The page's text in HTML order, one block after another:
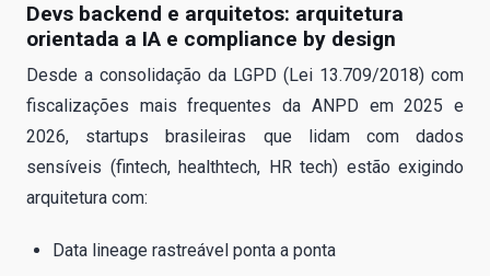
Devs backend e arquitetos: arquitetura
orientada a IA e compliance by design
Desde a consolidação da LGPD (Lei 13.709/2018) com
fiscalizações mais frequentes da ANPD em 2025 e
2026, startups brasileiras que lidam com dados
sensíveis (fintech, healthtech, HR tech) estão exigindo
arquitetura com:
Data lineage rastreável ponta a ponta